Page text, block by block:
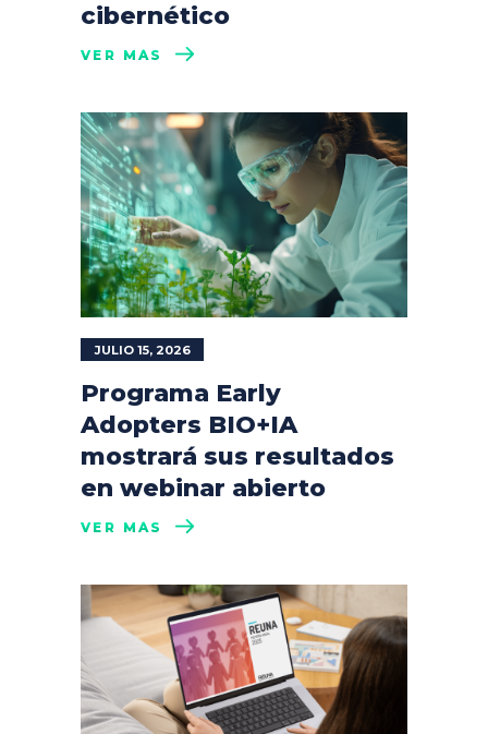
cibernético
VER MÁS
JULIO 15, 2026
Programa Early
Adopters BIO+IA
mostrará sus resultados
en webinar abierto
VER MÁS